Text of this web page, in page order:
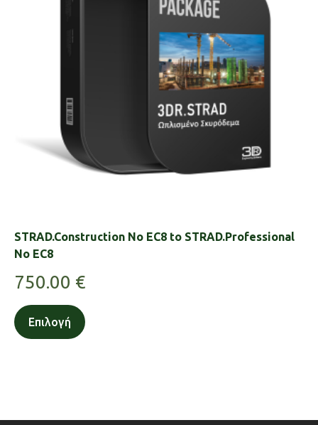
STRAD.Construction No EC8 to STRAD.Professional
No EC8
750.00 €
Επιλογή